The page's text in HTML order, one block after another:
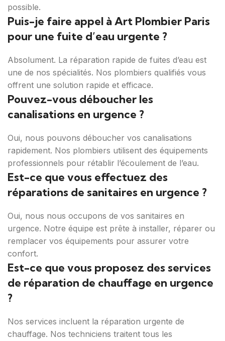
possible.
Puis-je faire appel à Art Plombier Paris
pour une fuite d’eau urgente ?
Absolument. La réparation rapide de fuites d’eau est
une de nos spécialités. Nos plombiers qualifiés vous
offrent une solution rapide et efficace.
Pouvez-vous déboucher les
canalisations en urgence ?
Oui, nous pouvons déboucher vos canalisations
rapidement. Nos plombiers utilisent des équipements
professionnels pour rétablir l’écoulement de l’eau.
Est-ce que vous effectuez des
réparations de sanitaires en urgence ?
Oui, nous nous occupons de vos sanitaires en
urgence. Notre équipe est prête à installer, réparer ou
remplacer vos équipements pour assurer votre
confort.
Est-ce que vous proposez des services
de réparation de chauffage en urgence
?
Nos services incluent la réparation urgente de
chauffage. Nos techniciens traitent tous les